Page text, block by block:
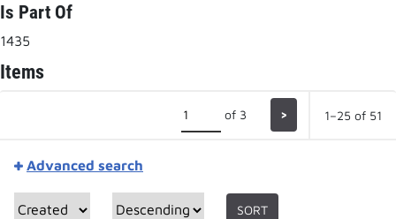
Is Part Of
1435
Items
of 3 > 1–25 of 51
Advanced search
SORT